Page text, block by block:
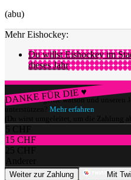
(abu)
Mehr Eishockey:
Du willst Eishockey im
dieses Jahr
DANKE FÜR DIE ♥
Würdest du gerne watson und unseren
unterstützen? Mehr erfahren
(Du wirst umgeleitet, um die Zahlung
5 CHF
15 CHF
25 CHF
Anderer
Weiter zur Zahlung
Mit